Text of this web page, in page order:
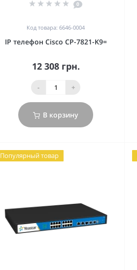
0
Код товара: 6646-0004
IP телефон Cisco CP-7821-K9=
12 308 грн.
- +
В корзину
Популярный товар